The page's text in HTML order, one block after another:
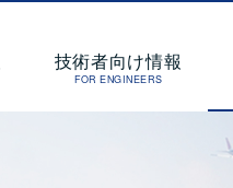
技術者向け情報
FOR ENGINEERS